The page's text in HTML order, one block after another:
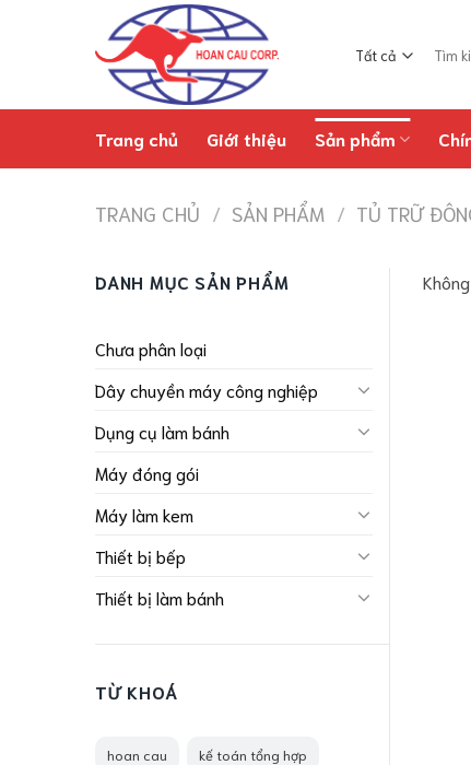
kiếm:
Trang chủ Giới thiệu Sản phẩm
TRANG CHỦ / SẢN PHẨM / TỦ TRỮ
DANH MỤC SẢN PHẨM
Chưa phân loại
Dây chuyền máy công nghiệp
Dụng cụ làm bánh
Máy đóng gói
Máy làm kem
Thiết bị bếp
Thiết bị làm bánh
TỪ KHOÁ
hoan cau kế toán tổng hợp